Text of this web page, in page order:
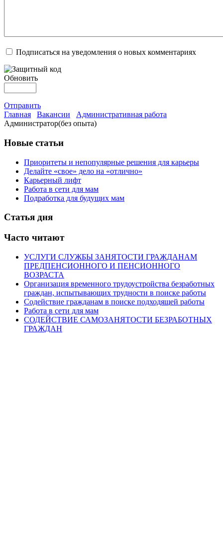
Подписаться на уведомления о новых комментариях
Обновить
Отправить
Главная
Вакансии
Административная работа
Администратор(без опыта)
Новые статьи
Приоритеты и непопулярные решения для карьеры
Делайте «свое» дело на «отлично»
Карьерный лифт
Работа в сети для мам
Подработка для будущих мам
Статья дня
Часто читают
УСЛУГИ СЛУЖБЫ ЗАНЯТОСТИ ГРАЖДАНАМ
ПРЕДПЕНСИОННОГО И ПЕНСИОННОГО
ВОЗРАСТА
Организация временного трудоустройства безработных
граждан, испытывающих трудности в поиске работы
Содействие гражданам в поиске подходящей работы
Работа в сети для мам
СОДЕЙСТВИЕ САМОЗАНЯТОСТИ БЕЗРАБОТНЫХ
ГРАЖДАН